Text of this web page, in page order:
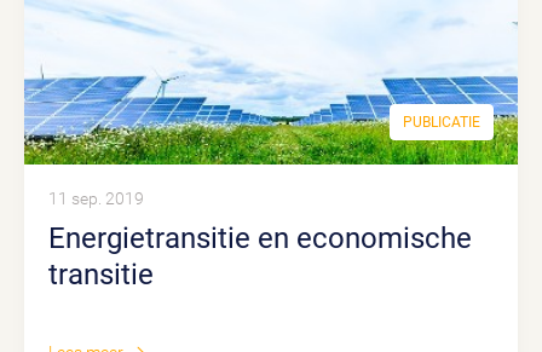
PUBLICATIE
Energietransitie en economische
transitie
11 sep. 2019